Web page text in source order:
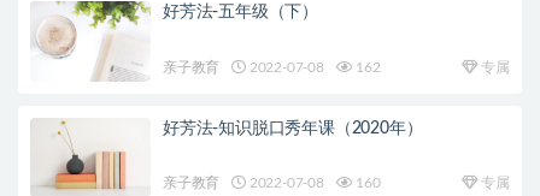
好芳法-五年级（下）
亲子教育 2022-07-08 162 专属
好芳法-知识脱口秀年课（2020年）
亲子教育 2022-07-08 160 专属